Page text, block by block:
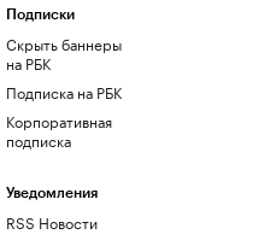
Подписки
Скрыть баннеры
на РБК
Подписка на РБК
Корпоративная
подписка
Уведомления
RSS Новости